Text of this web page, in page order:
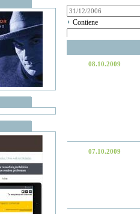
Contiene
08.10.2009
07.10.2009